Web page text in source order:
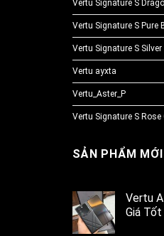
Vertu Signature S
Vertu Signature S Pure
Vertu Signature S Silver
Vertu ayxta
Vertu_Aster_P
Vertu Signature S Rose
SẢN PHẨM
Vertu
Giá